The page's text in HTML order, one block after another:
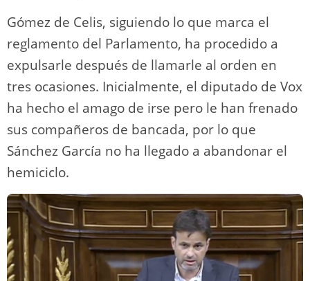
Gómez de Celis, siguiendo lo que marca el
reglamento del Parlamento, ha procedido a
expulsarle después de llamarle al orden en
tres ocasiones. Inicialmente, el diputado de Vox
ha hecho el amago de irse pero le han frenado
sus compañeros de bancada, por lo que
Sánchez García no ha llegado a abandonar el
hemiciclo.